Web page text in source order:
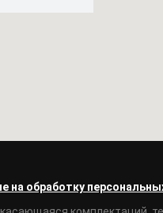
на обработку